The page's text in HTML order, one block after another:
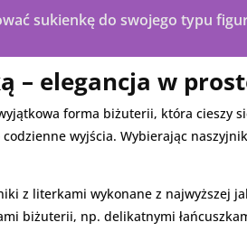
sukienkę do swojego typu
– elegancja w
forma biżuterii, która cieszy
wyjścia. Wybierając
z literkami wykonane z najwyższej
biżuterii, np. delikatnymi